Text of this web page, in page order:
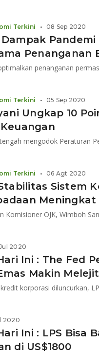
Pandemi
Penanganan
Terkini • 08 Sep 2020
Ungkap 10
Terkini • 05 Sep 2020
Sistem
Meningkat
Terkini • 06 Agt 2020
Ini : The Fed
Makin Melejit
2020
Ini : LPS Bisa
di US$1800
2020